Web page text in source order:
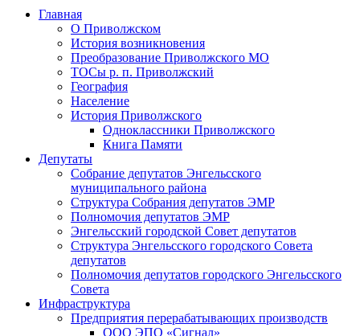
Главная
О Приволжском
История возникновения
Преобразование Приволжского МО
ТОСы р. п. Приволжский
География
Население
История Приволжского
Одноклассники Приволжского
Книга Памяти
Депутаты
Собрание депутатов Энгельсского
муниципального района
Структура Собрания депутатов ЭМР
Полномочия депутатов ЭМР
Энгельсский городской Совет депутатов
Структура Энгельсского городского Совета
депутатов
Полномочия депутатов городского Энгельсского
Совета
Инфраструктура
Предприятия перерабатывающих производств
ООО ЭПО «Сигнал»